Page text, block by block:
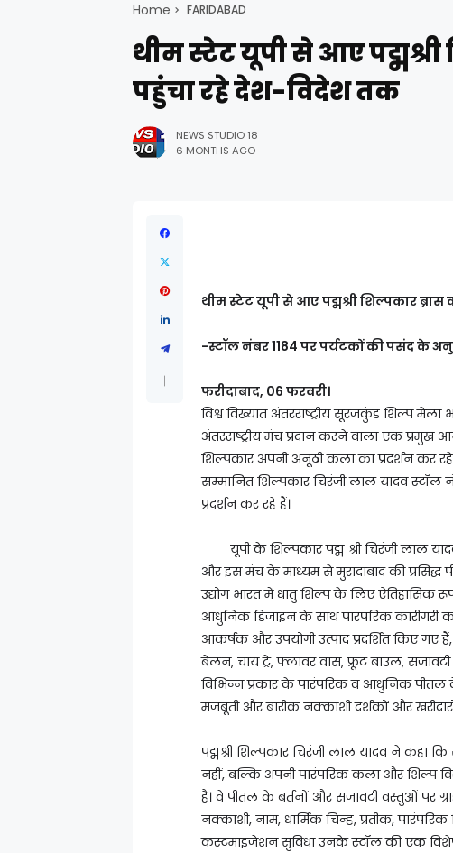
Home FARIDABAD
थीम स्टेट यूपी से आए
पहुंचा रहे देश-विदेश तक
NEWS STUDIO 18
6 MONTHS AGO
थीम स्टेट यूपी से आए पद्मश्री शिल्पकार
-स्टॉल नंबर 1184 पर पर्यटकों की पसंद के
फरीदाबाद, 06 फरवरी।
विश्व विख्यात अंतरराष्ट्रीय सूरजकुंड शिल्प
अंतरराष्ट्रीय मंच प्रदान करने वाला एक
शिल्पकार अपनी अनूठी कला का प्रदर्शन कर रहे
सम्मानित शिल्पकार चिरंजी लाल यादव स्टॉल
प्रदर्शन कर रहे हैं।
यूपी के शिल्पकार पद्म श्री चिरंजी लाल
और इस मंच के माध्यम से मुरादाबाद की प्रसिद्ध
उद्योग भारत में धातु शिल्प के लिए ऐतिहासिक
आधुनिक डिजाइन के साथ पारंपरिक कारीगरी
आकर्षक और उपयोगी उत्पाद प्रदर्शित किए गए
बेलन, चाय ट्रे, फ्लावर वास, फ्रूट बाउल,
विभिन्न प्रकार के पारंपरिक व आधुनिक पीतल
मजबूती और बारीक नक्काशी दर्शकों और
पद्मश्री शिल्पकार चिरंजी लाल यादव ने
नहीं, बल्कि अपनी पारंपरिक कला और शिल्प
है। वे पीतल के बर्तनों और सजावटी वस्तुओं पर
नक्काशी, नाम, धार्मिक चिन्ह, प्रतीक,
कस्टमाइजेशन सुविधा उनके स्टॉल की एक